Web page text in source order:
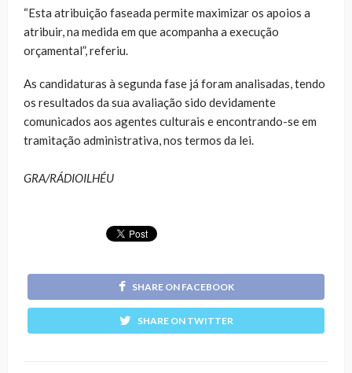
“Esta atribuição faseada permite maximizar os apoios a
atribuir, na medida em que acompanha a execução
orçamental”, referiu.
As candidaturas à segunda fase já foram analisadas, tendo
os resultados da sua avaliação sido devidamente
comunicados aos agentes culturais e encontrando-se em
tramitação administrativa, nos termos da lei.
GRA/RÁDIOILHÉU
SHARE ON FACEBOOK
SHARE ON TWITTER